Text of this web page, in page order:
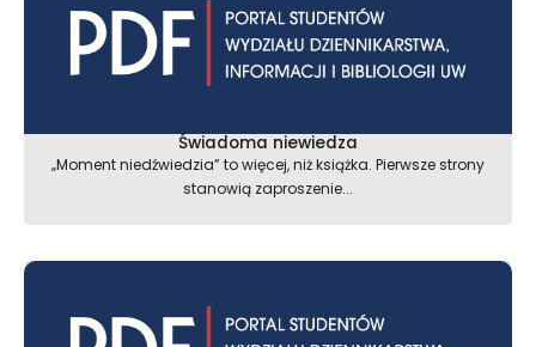
Świadoma niewiedza
„Moment niedźwiedzia” to więcej, niż książka. Pierwsze strony
stanowią zaproszenie...